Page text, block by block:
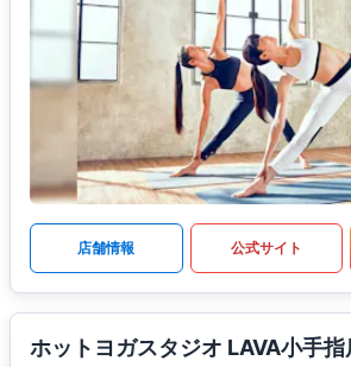
店舗情報 公式サイト
ホットヨガスタジオ LAVA小手指